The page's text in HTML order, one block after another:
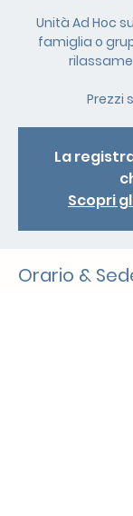
Unità Ad Hoc
famiglia o
Prezzi
La
Scopri
Orario &